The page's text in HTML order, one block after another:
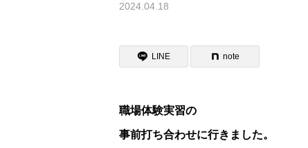
2024.04.18
LINE note
職場体験実習の
事前打ち合わせに行きました。